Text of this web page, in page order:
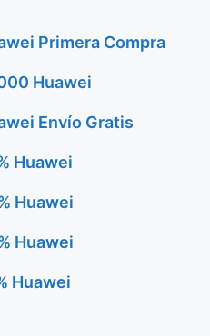
Primera Compra
Huawei
Envío Gratis
Huawei
Huawei
Huawei
Huawei